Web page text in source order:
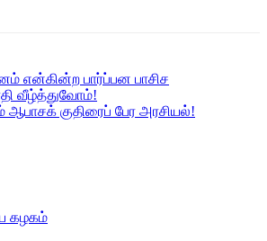
என்கின்ற பார்ப்பன பாசிச
வீழ்த்துவோம்!
ஆபாசக் குதிரைப் பேர அரசியல்!
கழகம்